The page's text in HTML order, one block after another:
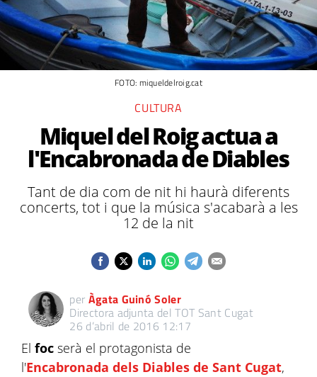
FOTO: miqueldelroig.cat
CULTURA
Miquel del Roig actua a
l'Encabronada de Diables
Tant de dia com de nit hi haurà diferents
concerts, tot i que la música s'acabarà a les
12 de la nit
per Àgata Guinó Soler
Directora adjunta del TOT Sant Cugat
26 d’abril de 2016 12:17
El foc serà el protagonista de
l'Encabronada dels Diables de Sant Cugat,